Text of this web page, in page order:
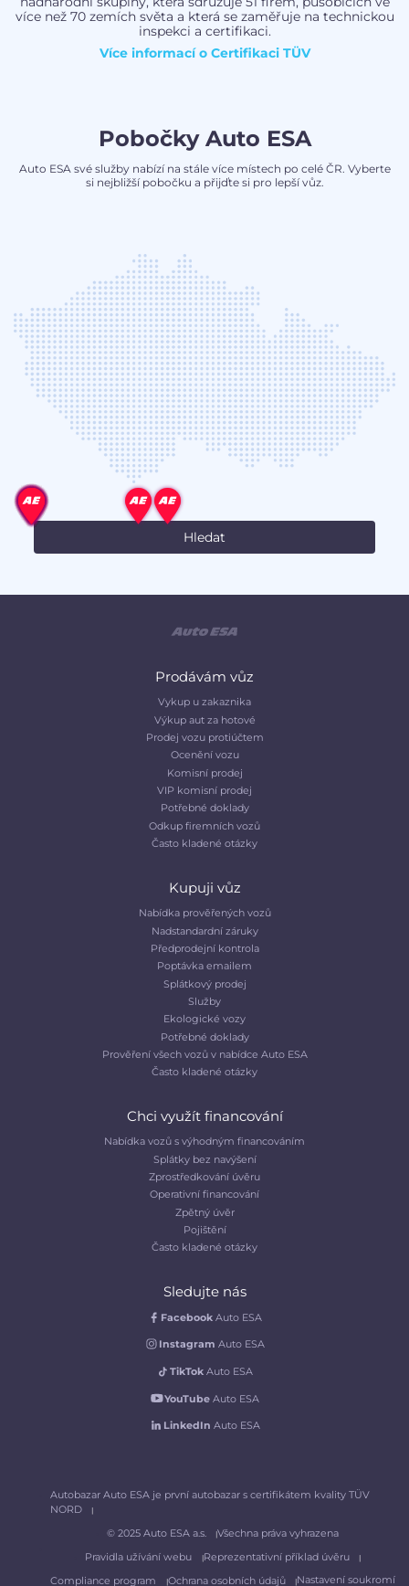
více než 70 zemích světa a která se zaměřuje na technickou
inspekci a certifikaci.
Více informací o Certifikaci TÜV
Pobočky Auto ESA
Auto ESA své služby nabízí na stále více místech po celé ČR. Vyberte
si nejbližší pobočku a přijďte si pro lepší vůz.
Prodávám vůz
Vykup u zakaznika
Výkup aut za hotové
Prodej vozu protiúčtem
Ocenění vozu
Komisní prodej
VIP komisní prodej
Potřebné doklady
Odkup firemních vozů
Často kladené otázky
Kupuji vůz
Nabídka prověřených vozů
Nadstandardní záruky
Předprodejní kontrola
Poptávka emailem
Splátkový prodej
Služby
Ekologické vozy
Potřebné doklady
Prověření všech vozů v nabídce Auto ESA
Často kladené otázky
Chci využít financování
Nabídka vozů s výhodným financováním
Splátky bez navýšení
Zprostředkování úvěru
Operativní financování
Zpětný úvěr
Pojištění
Často kladené otázky
Sledujte nás
Facebook Auto ESA
Instagram Auto ESA
TikTok Auto ESA
YouTubeAuto ESA
LinkedIn Auto ESA
Autobazar Auto ESA je první autobazar s certifikátem kvality TÜV
NORD
© 2025 Auto ESA a.s.
Všechna práva vyhrazena
Pravidla užívání webu
Reprezentativní příklad úvěru
Compliance program
Ochrana osobních údajů Nastavení soukromí